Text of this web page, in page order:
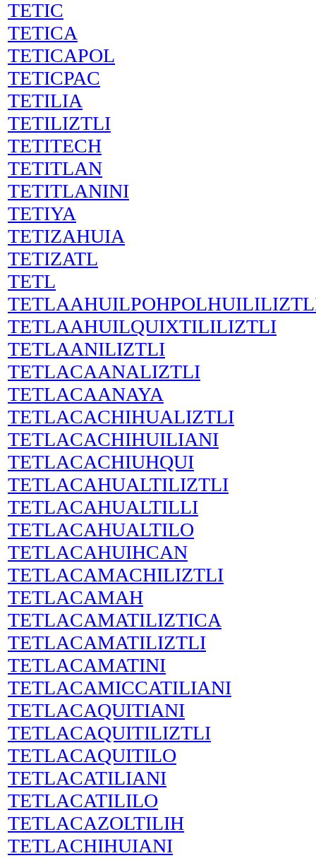
TETIC
TETICA
TETICAPOL
TETICPAC
TETILIA
TETILIZTLI
TETITECH
TETITLAN
TETITLANINI
TETIYA
TETIZAHUIA
TETIZATL
TETL
TETLAAHUILQUIXTILILIZTLI
TETLAANILIZTLI
TETLACAANALIZTLI
TETLACAANAYA
TETLACACHIHUALIZTLI
TETLACACHIHUILIANI
TETLACACHIUHQUI
TETLACAHUALTILIZTLI
TETLACAHUALTILLI
TETLACAHUALTILO
TETLACAHUIHCAN
TETLACAMACHILIZTLI
TETLACAMAH
TETLACAMATILIZTICA
TETLACAMATILIZTLI
TETLACAMATINI
TETLACAMICCATILIANI
TETLACAQUITIANI
TETLACAQUITILIZTLI
TETLACAQUITILO
TETLACATILIANI
TETLACATILILO
TETLACAZOLTILIH
TETLACHIHUIANI